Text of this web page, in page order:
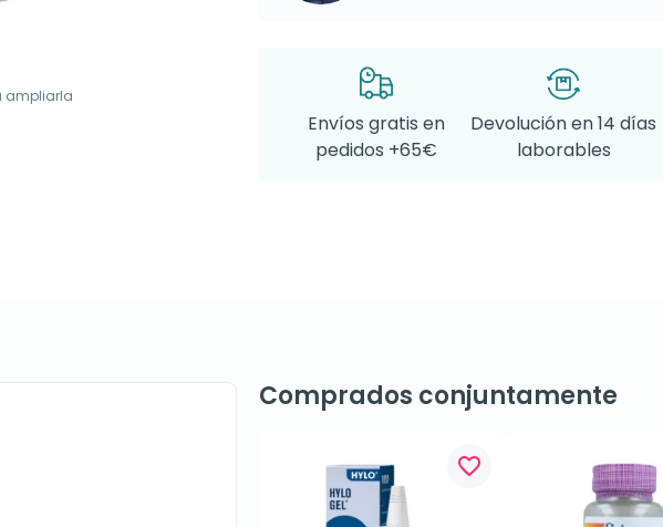
ampliarla
Envíos gratis en
pedidos +65€
Devolución en 14 días
laborables
Comprados conjuntamente
favorite_border